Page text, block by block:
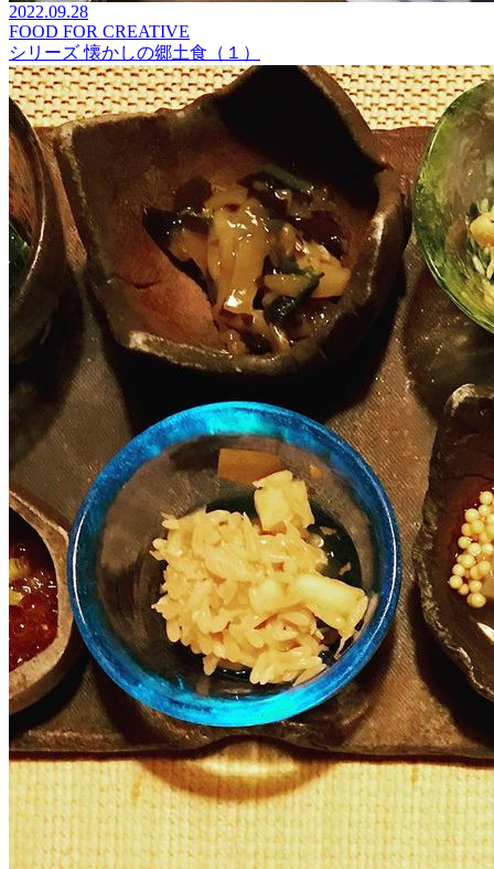
2022.09.28
FOOD FOR CREATIVE
シリーズ 懐かしの郷土食（１）